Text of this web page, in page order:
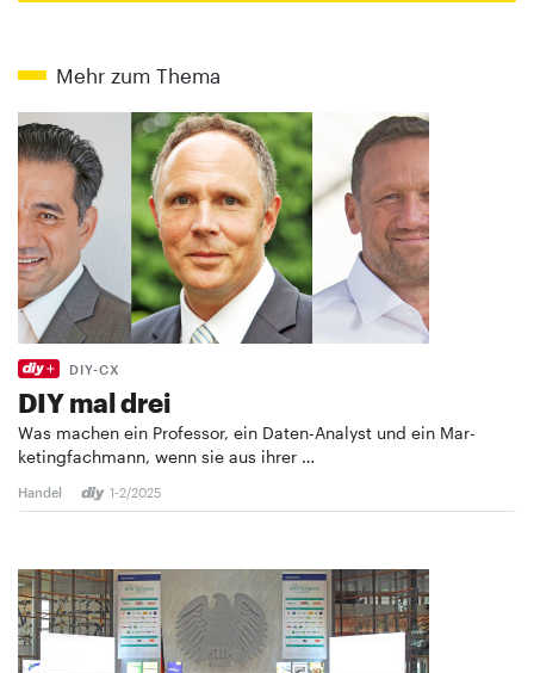
Mehr zum Thema
DIY-CX
DIY mal drei
Was machen ein Professor, ein Daten-Analyst und ein ­Mar­
ketingfachmann, wenn sie aus ihrer …
Handel 1-2/2025